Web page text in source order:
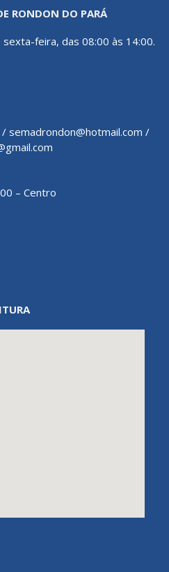
RONDON DO PARÁ
feira, das 08:00 às 14:00.
semadrondon@hotmail.com /
– Centro